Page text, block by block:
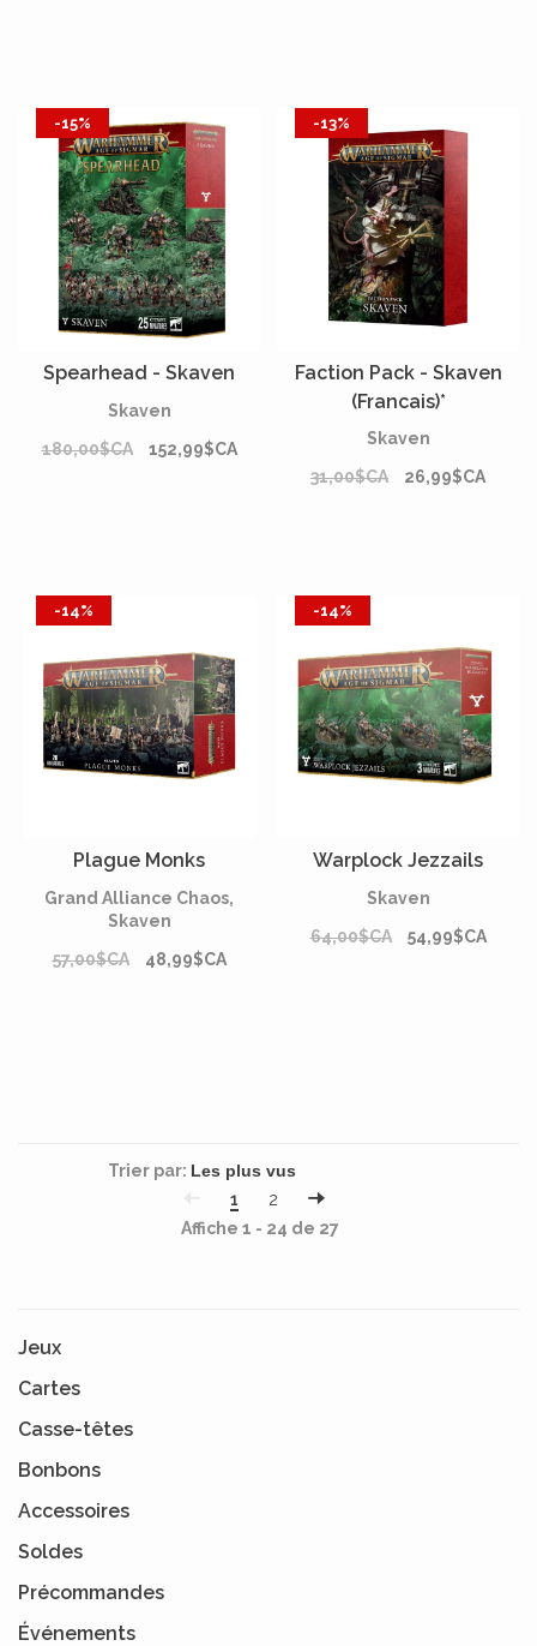
-15%
Spearhead - Skaven
Skaven
180,00$CA
152,99$CA
-13%
Faction Pack - Skaven
(Francais)*
Skaven
31,00$CA
26,99$CA
-14%
Plague Monks
Grand Alliance Chaos,
Skaven
57,00$CA
48,99$CA
-14%
Warplock Jezzails
Skaven
64,00$CA
54,99$CA
Trier par:
1
2
Affiche 1 - 24 de 27
Jeux
Cartes
Casse-têtes
Bonbons
Accessoires
Soldes
Précommandes
Événements